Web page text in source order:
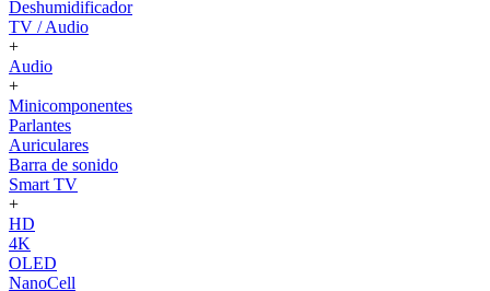
Deshumidificador
TV / Audio
+
Audio
+
Minicomponentes
Parlantes
Auriculares
Barra de sonido
Smart TV
+
HD
4K
OLED
NanoCell